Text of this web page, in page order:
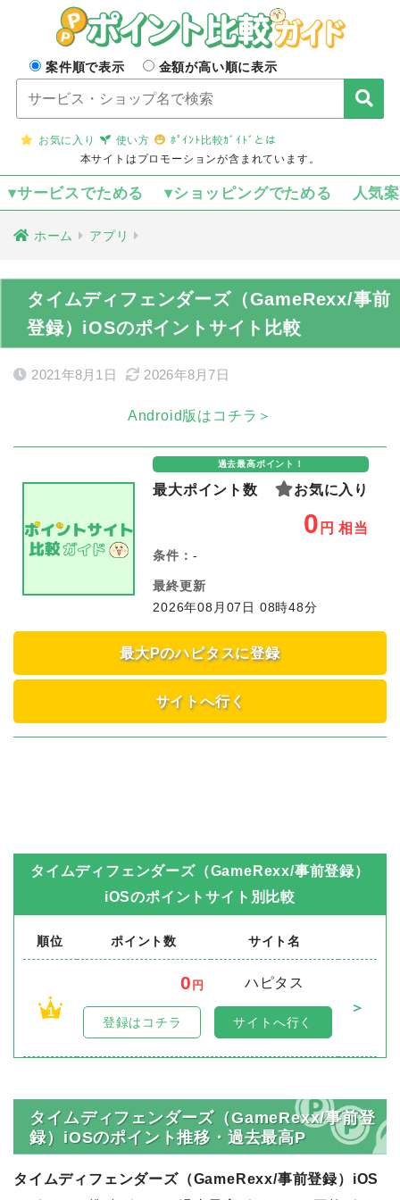
案件順で表示 金額が高い順に表示
お気に入り 使い方
ﾎﾟｲﾝﾄ比較ｶﾞｲﾄﾞとは
本サイトはプロモーションが含まれています。
▾サービスでためる ▾ショッピングでためる 人気
ホーム アプリ
タイムディフェンダーズ（GameRexx/事前
登録）iOSのポイントサイト比較
2021年8月1日 2026年8月7日
Android版はコチラ＞
過去最高ポイント！
最大ポイント数 お気に入り
0 円 相当
条件： -
最終更新
2026年08月07日 08時48分
最大Pのハピタスに登録
サイトへ行く
タイムディフェンダーズ（GameRexx/事前登録）
iOSのポイントサイト別比較
順位 ポイント数 サイト名
1
0 円
ハピタス
＞
登録はコチラ サイトへ行く
タイムディフェンダーズ（GameRexx/事前登
録）iOSのポイント推移・過去最高P
タイムディフェンダーズ（GameRexx/事前登録）iOS